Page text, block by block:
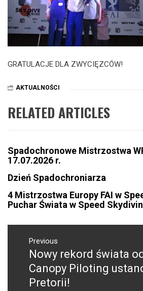
GRATULACJE DLA ZWYCIĘZCÓW!
AKTUALNOŚCI
RELATED ARTICLES
Spadochronowe Mistrzostwa
17.07.2026 r.
Dzień Spadochroniarza
4 Mistrzostwa Europy FAI w
Puchar Świata w Speed
NAWIGACJA
WPISUPrevious
Previous
post:
Nowy rekord świata
Canopy Piloting
Pretorii!